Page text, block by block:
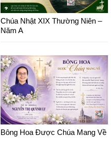
Chúa Nhật XIX Thường Niên –
Năm A
Bông Hoa Được Chúa Mang Về